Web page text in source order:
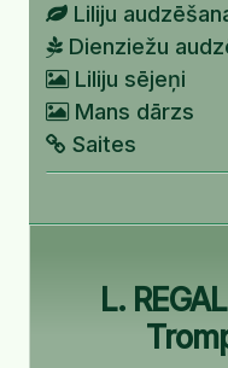
Liliju
Dienziežu
Liliju sējeņi
Mans dārzs
Saites
L.